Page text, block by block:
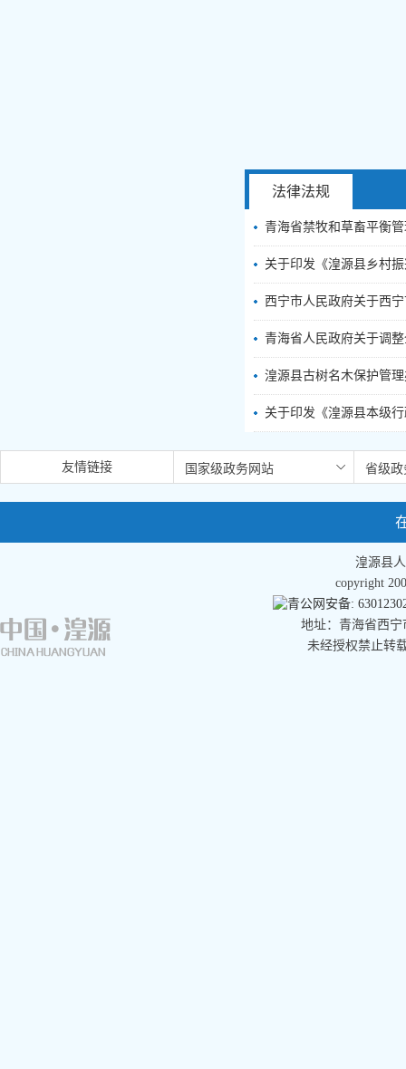
法律法规
青海省禁牧和草畜平衡
关于印发《湟源县乡村
西宁市人民政府关于西
青海省人民政府关于调
湟源县古树名木保护管
关于印发《湟源县本级
友情链接
湟源县
copyright
青公网安备:
地址：青海省西
未经授权禁止转